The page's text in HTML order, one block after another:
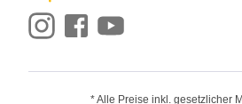
* Alle Preise inkl. gesetzlicher